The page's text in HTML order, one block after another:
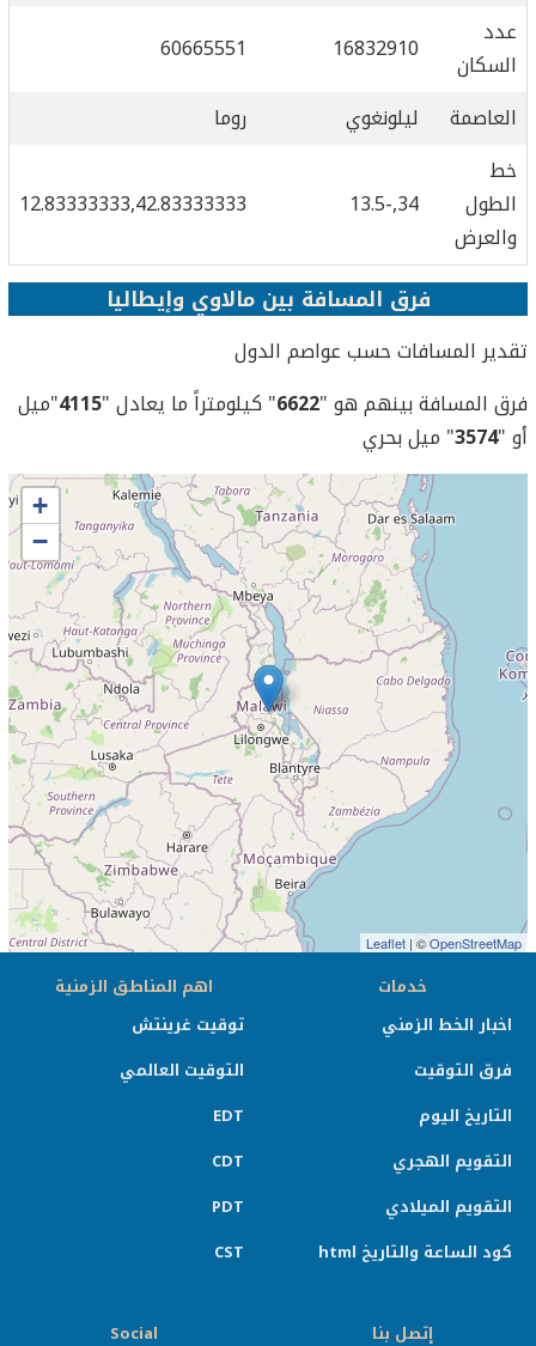
عدد
السكان
16832910
60665551
العاصمة
ليلونغوي
روما
خط
الطول
والعرض
34,-13.5
12.83333333,42.83333333
فرق المسافة بين مالاوي وإيطاليا
تقدير المسافات حسب عواصم الدول
فرق المسافة بينهم هو "6622" كيلومتراً ما يعادل "4115"ميل
أو "3574" ميل بحري
+
−
Leaflet | ©OpenStreetMap
خدمات
اخبار الخط الزمني
فرق التوقيت
التاريخ اليوم
التقويم الهجري
التقويم الميلادي
كود الساعة والتاريخ html
اهم المناطق الزمنية
توقيت غرينتش
التوقيت العالمي
EDT
CDT
PDT
CST
إتصل بنا Social